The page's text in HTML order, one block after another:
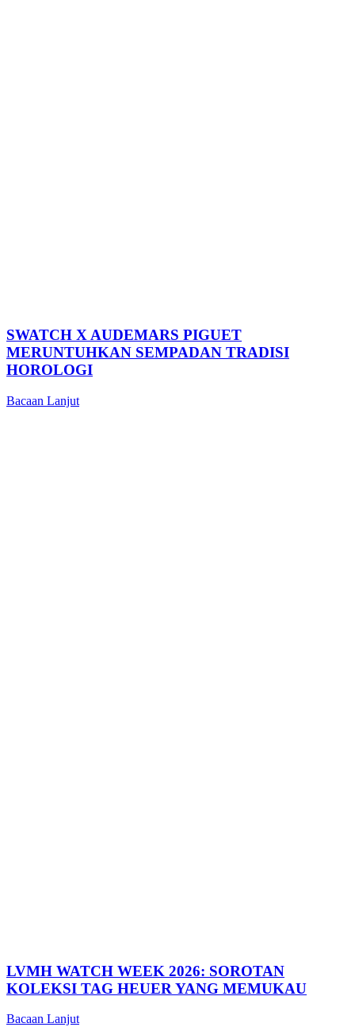
SWATCH X AUDEMARS PIGUET
MERUNTUHKAN SEMPADAN TRADISI
HOROLOGI
Bacaan Lanjut
LVMH WATCH WEEK 2026: SOROTAN
KOLEKSI TAG HEUER YANG MEMUKAU
Bacaan Lanjut